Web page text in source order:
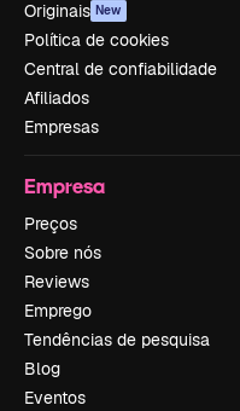
Originais New
Política de cookies
Central de confiabilidade
Afiliados
Empresas
Empresa
Preços
Sobre nós
Reviews
Emprego
Tendências de pesquisa
Blog
Eventos